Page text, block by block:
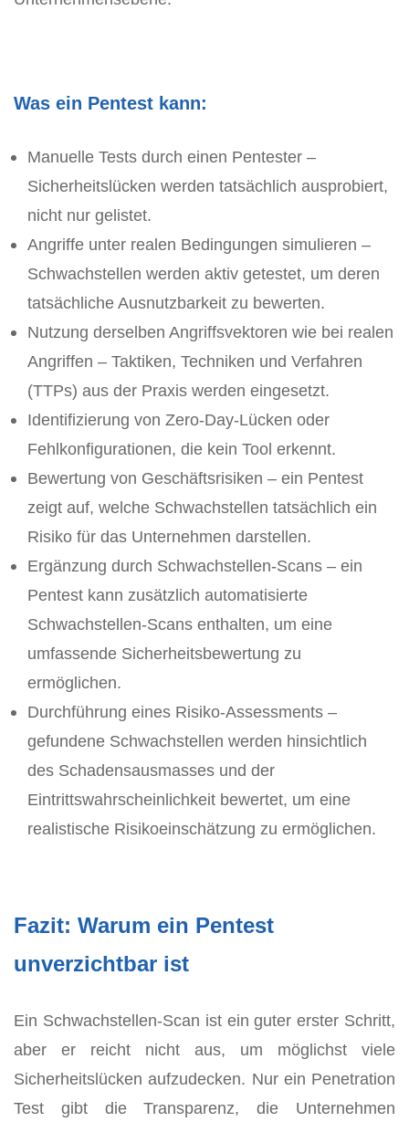
Was ein Pentest kann:
Manuelle Tests durch einen Pentester –
Sicherheitslücken werden tatsächlich ausprobiert,
nicht nur gelistet.
Angriffe unter realen Bedingungen simulieren –
Schwachstellen werden aktiv getestet, um deren
tatsächliche Ausnutzbarkeit zu bewerten.
Nutzung derselben Angriffsvektoren wie bei realen
Angriffen – Taktiken, Techniken und Verfahren
(TTPs) aus der Praxis werden eingesetzt.
Identifizierung von Zero-Day-Lücken oder
Fehlkonfigurationen, die kein Tool erkennt.
Bewertung von Geschäftsrisiken – ein Pentest
zeigt auf, welche Schwachstellen tatsächlich ein
Risiko für das Unternehmen darstellen.
Ergänzung durch Schwachstellen-Scans – ein
Pentest kann zusätzlich automatisierte
Schwachstellen-Scans enthalten, um eine
umfassende Sicherheitsbewertung zu
ermöglichen.
Durchführung eines Risiko-Assessments –
gefundene Schwachstellen werden hinsichtlich
des Schadensausmasses und der
Eintrittswahrscheinlichkeit bewertet, um eine
realistische Risikoeinschätzung zu ermöglichen.
Fazit: Warum ein Pentest
unverzichtbar ist
Ein Schwachstellen-Scan ist ein guter erster Schritt,
aber er reicht nicht aus, um möglichst viele
Sicherheitslücken aufzudecken. Nur ein Penetration
Test gibt die Transparenz, die Unternehmen